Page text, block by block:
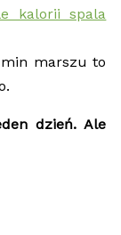
kalorii spala
marszu to
dzień. Ale